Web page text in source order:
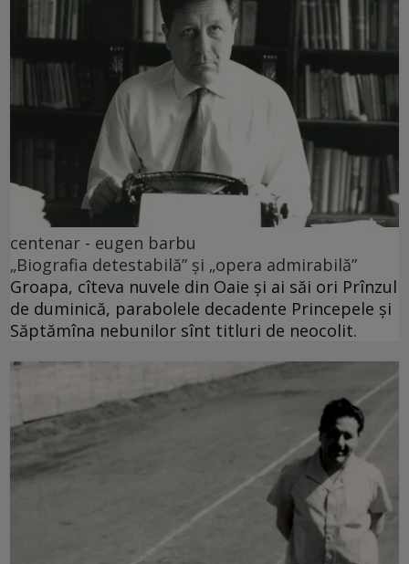
centenar - eugen barbu
„Biografia detestabilă” și „opera admirabilă”
Groapa, cîteva nuvele din Oaie și ai săi ori Prînzul
de duminică, parabolele decadente Princepele și
Săptămîna nebunilor sînt titluri de neocolit.